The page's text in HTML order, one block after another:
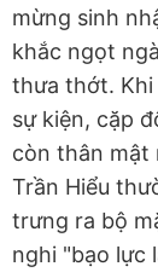
mừng sinh
khắc ngọt
thưa thớt. Khi
sự kiện, cặp
còn thân mật
Trần Hiểu
trưng ra bộ
nghi "bạo lực